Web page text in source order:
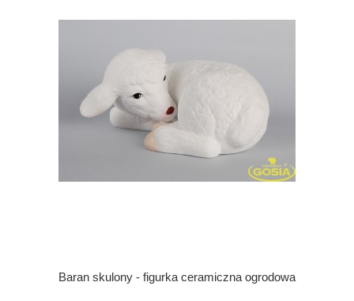
Baran skulony - figurka ceramiczna ogrodowa